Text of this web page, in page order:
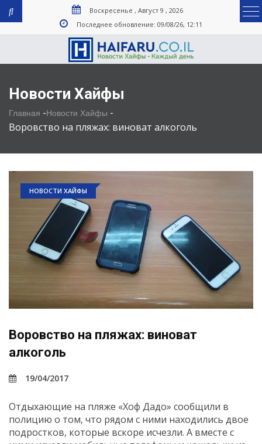
Воскресенье , Август 9 , 2026
Последнее обновление: 09/08/26, 12:11
Новости Хайфы
Главная -Новости Хайфы -
Воровство на пляжах: виноват алкоголь
НОВОСТИ ХАЙФЫ
Воровство на пляжах: виноват
алкоголь
19/04/2017
Отдыхающие на пляже «Хоф Дадо» сообщили в
полицию о том, что рядом с ними находились двое
подростков, которые вскоре исчезли. А вместе с